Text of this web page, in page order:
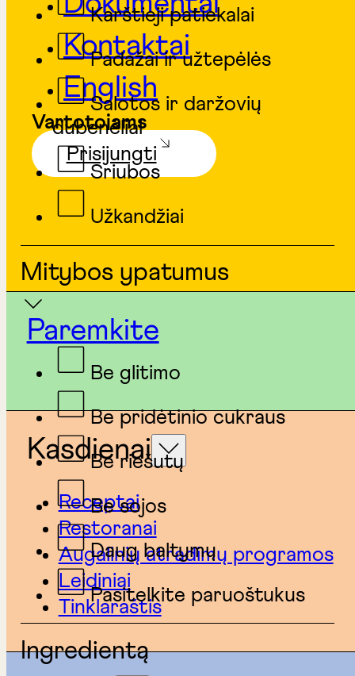
Kontaktai
English
Vartotojams
Prisijungti
Paremkite
Kasdienai
Receptai
Restoranai
Augalinių atradimų programos
Leidiniai
Tinklaraštis
Karštieji patiekalai
Padažai ir užtepėlės
Salotos ir daržovių
dubenėliai
Sriubos
Užkandžiai
Mitybos ypatumus
Be glitimo
Be pridėtinio cukraus
Be riešutų
Be sojos
Daug baltymų
Pasitelkite paruoštukus
Ingredientą